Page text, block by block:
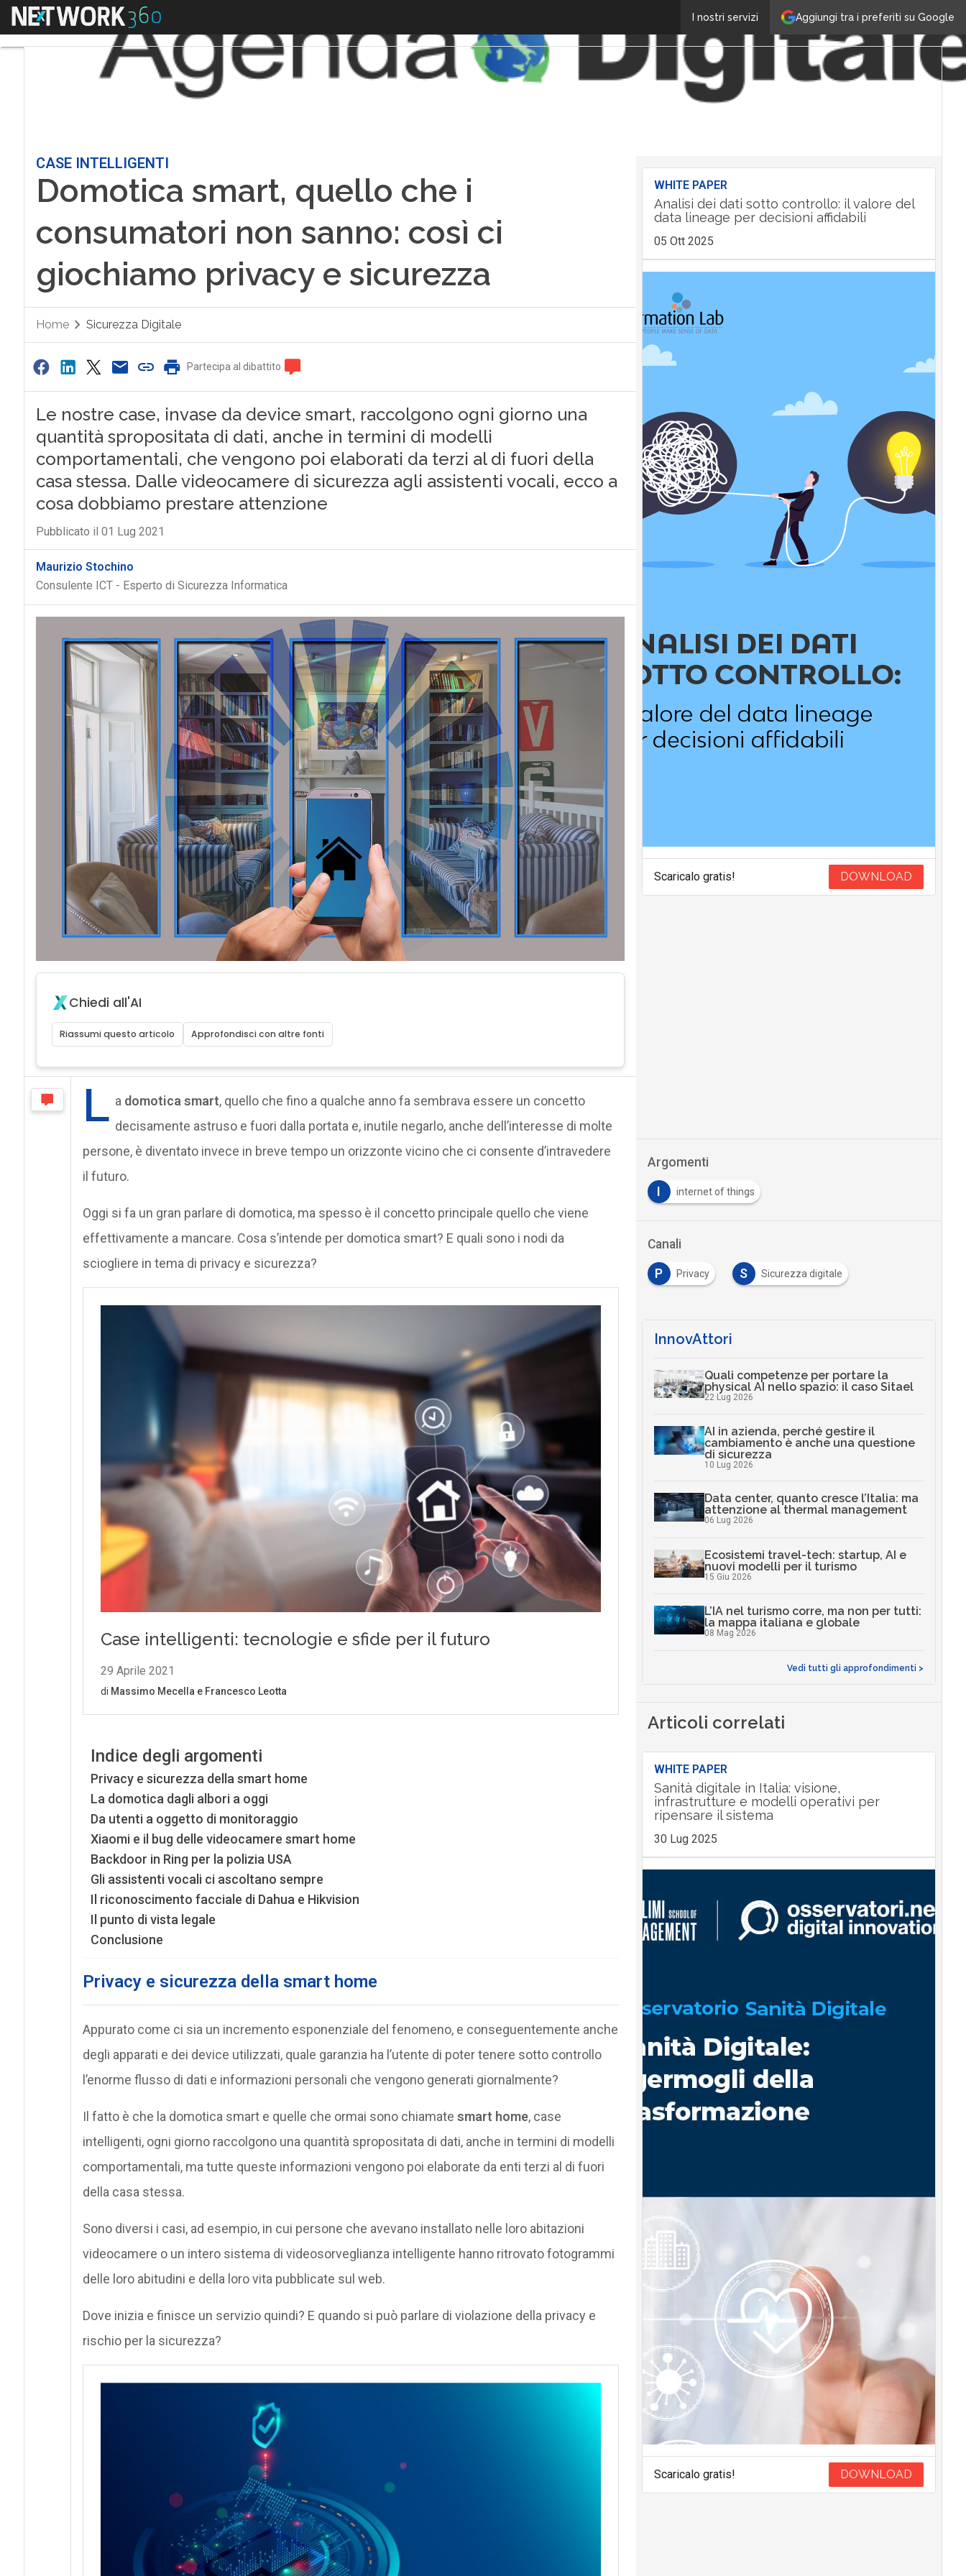
Aggiungi tra i preferiti su Google
I nostri servizi
Menu
CASE INTELLIGENTI
Domotica smart, quello che i
consumatori non sanno: così ci
giochiamo privacy e sicurezza
Home Sicurezza Digitale
Partecipa al dibattito
Le nostre case, invase da device smart, raccolgono ogni giorno una
quantità spropositata di dati, anche in termini di modelli
comportamentali, che vengono poi elaborati da terzi al di fuori della
casa stessa. Dalle videocamere di sicurezza agli assistenti vocali, ecco a
cosa dobbiamo prestare attenzione
Pubblicato il 01 Lug 2021
Maurizio Stochino
Consulente ICT - Esperto di Sicurezza Informatica
Chiedi all'AI
Riassumi questo articolo Approfondisci con altre fonti
L a domotica smart, quello che fino a qualche anno fa sembrava essere un concetto
decisamente astruso e fuori dalla portata e, inutile negarlo, anche dell’interesse di molte
persone, è diventato invece in breve tempo un orizzonte vicino che ci consente d’intravedere
il futuro.
Oggi si fa un gran parlare di domotica, ma spesso è il concetto principale quello che viene
effettivamente a mancare. Cosa s’intende per domotica smart? E quali sono i nodi da
sciogliere in tema di privacy e sicurezza?
Indice degli argomenti
Privacy e sicurezza della smart home
La domotica dagli albori a oggi
Da utenti a oggetto di monitoraggio
Xiaomi e il bug delle videocamere smart home
Backdoor in Ring per la polizia USA
Gli assistenti vocali ci ascoltano sempre
Il riconoscimento facciale di Dahua e Hikvision
Il punto di vista legale
Conclusione
Privacy e sicurezza della smart home
Appurato come ci sia un incremento esponenziale del fenomeno, e conseguentemente anche
degli apparati e dei device utilizzati, quale garanzia ha l’utente di poter tenere sotto controllo
l’enorme flusso di dati e informazioni personali che vengono generati giornalmente?
Il fatto è che la domotica smart e quelle che ormai sono chiamate smart home, case
intelligenti, ogni giorno raccolgono una quantità spropositata di dati, anche in termini di modelli
comportamentali, ma tutte queste informazioni vengono poi elaborate da enti terzi al di fuori
della casa stessa.
Sono diversi i casi, ad esempio, in cui persone che avevano installato nelle loro abitazioni
videocamere o un intero sistema di videosorveglianza intelligente hanno ritrovato fotogrammi
delle loro abitudini e della loro vita pubblicate sul web.
Dove inizia e finisce un servizio quindi? E quando si può parlare di violazione della privacy e
rischio per la sicurezza?
WHITE PAPER
Analisi dei dati sotto controllo: il valore del
data lineage per decisioni affidabili
05 Ott 2025
Scaricalo gratis! DOWNLOAD
Argomenti
internet of things
Canali
P Privacy S Sicurezza digitale
InnovAttori
Quali competenze per portare la
physical AI nello spazio: il caso Sitael
22 Lug 2026
AI in azienda, perché gestire il
cambiamento è anche una questione
di sicurezza
10 Lug 2026
Data center, quanto cresce l’Italia: ma
attenzione al thermal management
06 Lug 2026
Ecosistemi travel-tech: startup, AI e
nuovi modelli per il turismo
15 Giu 2026
L’IA nel turismo corre, ma non per tutti:
la mappa italiana e globale
08 Mag 2026
Vedi tutti gli approfondimenti >
Articoli correlati
WHITE PAPER
Sanità digitale in Italia: visione,
infrastrutture e modelli operativi per
ripensare il sistema
30 Lug 2025
Scaricalo gratis! DOWNLOAD